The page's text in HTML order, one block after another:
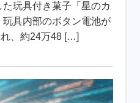
玩具付き菓子「星のカ
具内部のボタン電池が
、約24万48 […]